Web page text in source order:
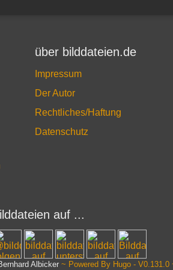
über bilddateien.de
Impressum
Der Autor
Rechtliches/Haftung
Datenschutz
auf ...
Albicker ~ Powered By Hugo - V0.131.0